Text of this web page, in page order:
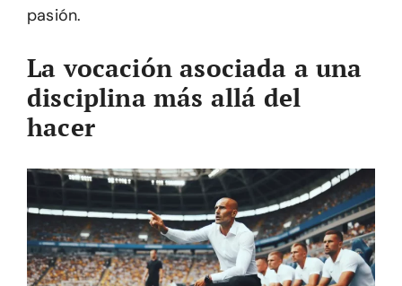
pasión.
La vocación asociada a una
disciplina más allá del
hacer